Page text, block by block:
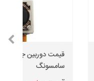
سامسونگ